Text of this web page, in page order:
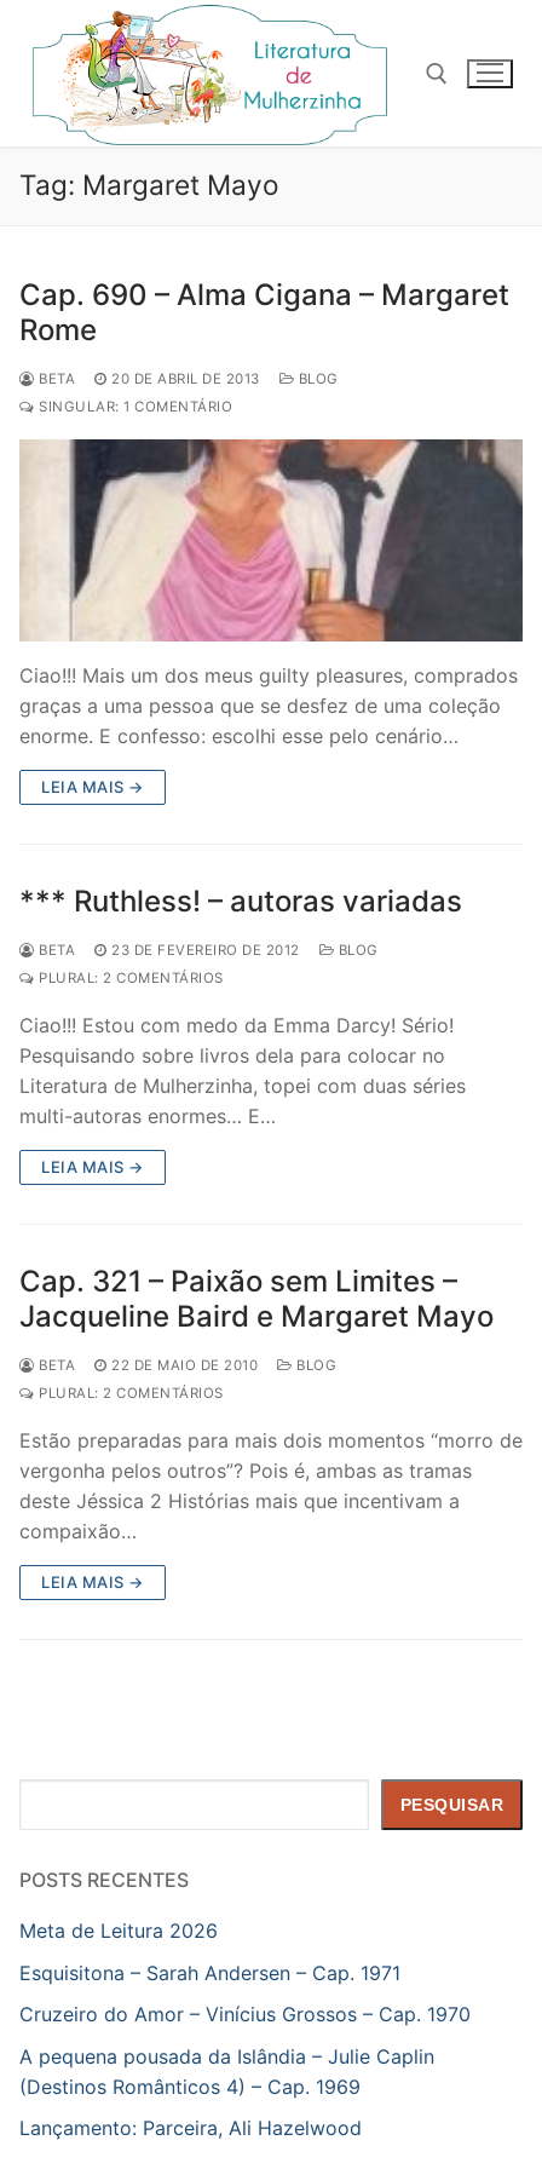
para
conteúdo
Pesquisar por:
Tag: Margaret Mayo
Cap. 690 – Alma Cigana – Margaret
Rome
BETA 20 DE ABRIL DE 2013
BLOG
SINGULAR: 1 COMENTÁRIO
Ciao!!! Mais um dos meus guilty pleasures, comprados
graças a uma pessoa que se desfez de uma coleção
enorme. E confesso: escolhi esse pelo cenário…
LEIA MAIS →
*** Ruthless! – autoras variadas
BETA 23 DE FEVEREIRO DE 2012
BLOG
PLURAL: 2 COMENTÁRIOS
Ciao!!! Estou com medo da Emma Darcy! Sério!
Pesquisando sobre livros dela para colocar no
Literatura de Mulherzinha, topei com duas séries
multi-autoras enormes… E…
LEIA MAIS →
Cap. 321 – Paixão sem Limites –
Jacqueline Baird e Margaret Mayo
BETA 22 DE MAIO DE 2010
BLOG
PLURAL: 2 COMENTÁRIOS
Estão preparadas para mais dois momentos “morro de
vergonha pelos outros”? Pois é, ambas as tramas
deste Jéssica 2 Histórias mais que incentivam a
compaixão…
LEIA MAIS →
PESQUISAR
POSTS RECENTES
Meta de Leitura 2026
Esquisitona – Sarah Andersen – Cap. 1971
Cruzeiro do Amor – Vinícius Grossos – Cap. 1970
A pequena pousada da Islândia – Julie Caplin
(Destinos Românticos 4) – Cap. 1969
Lançamento: Parceira, Ali Hazelwood